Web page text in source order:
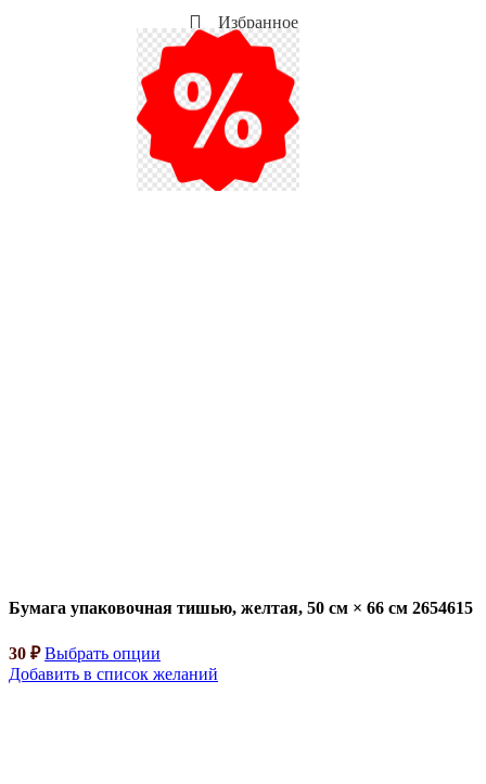
Избранное
Мой аккаунт
Акции
Бумага упаковочная тишью, желтая, 50 см × 66 см 2654615
30 ₽ Выбрать опции
Добавить в список желаний